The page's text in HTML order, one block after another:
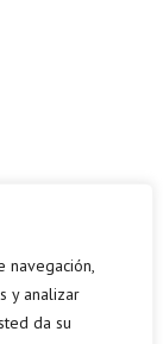
navegación,
y analizar
da su